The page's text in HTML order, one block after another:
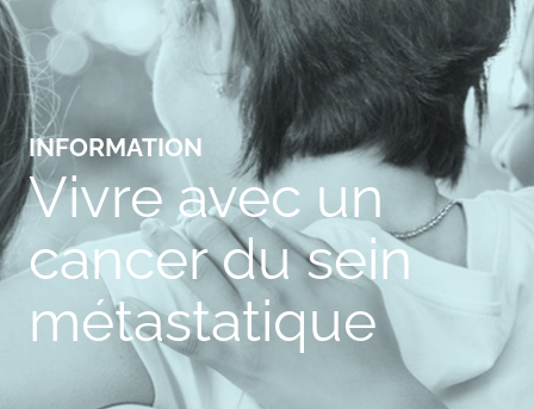
INFORMATION
Vivre avec un
cancer du sein
métastatique